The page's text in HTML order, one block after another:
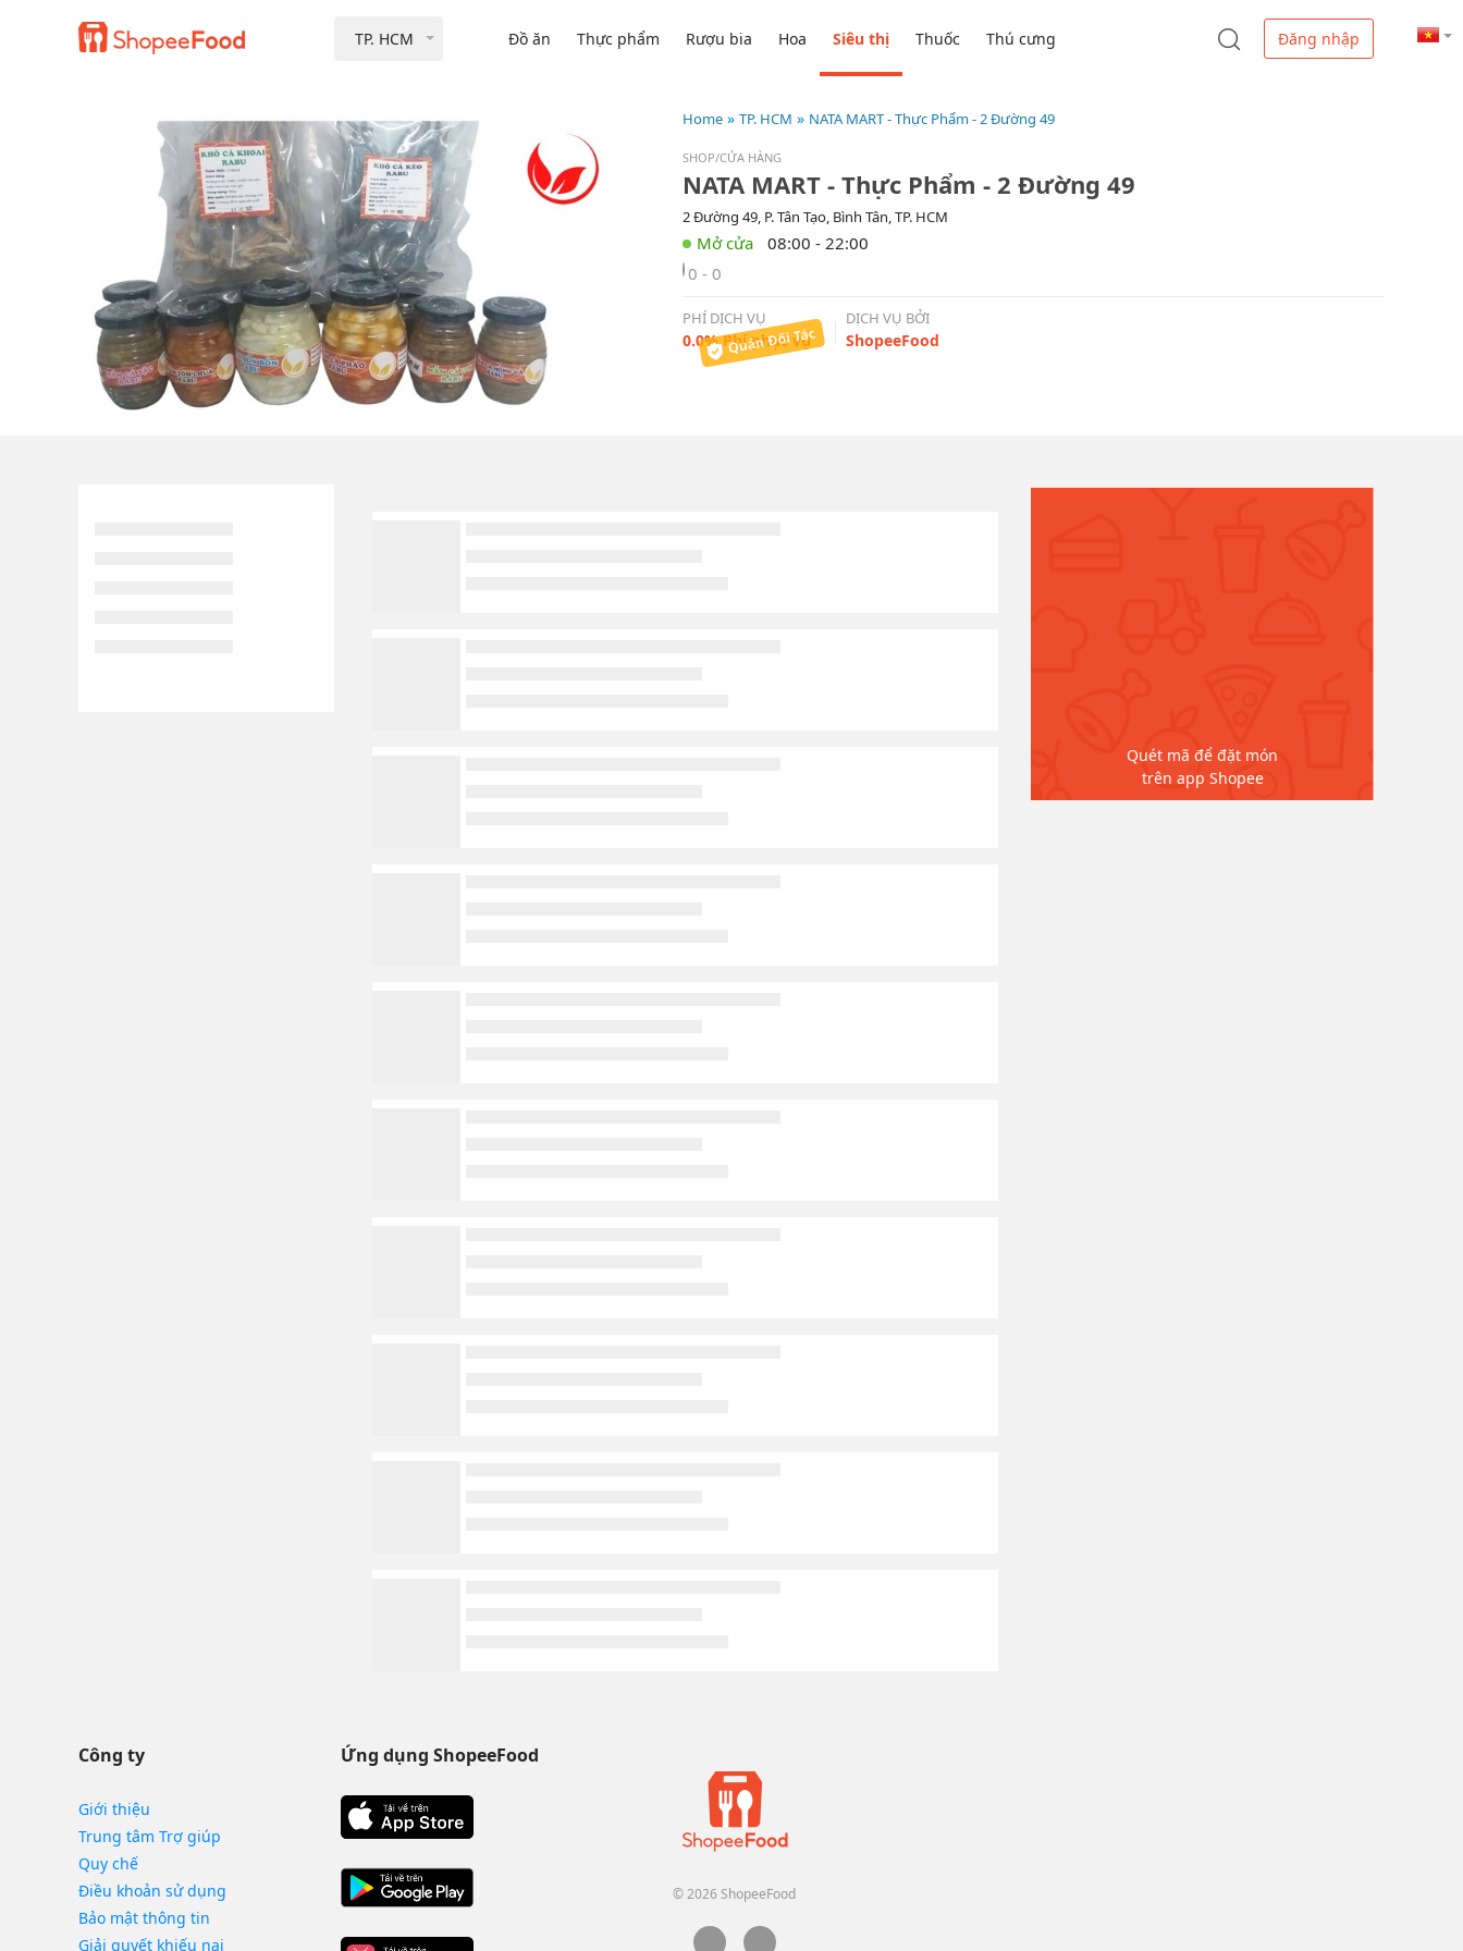
TP. HCM Đồ ăn Thực phẩm Rượu bia Hoa Siêu thị Thuốc Thú cưng Đăng nhập
Home TP. HCM NATA MART - Thực Phẩm - 2 Đường 49
SHOP/CỬA HÀNG
NATA MART - Thực Phẩm - 2 Đường 49
2 Đường 49, P. Tân Tạo, Bình Tân, TP. HCM
08:00 - 22:00
0 - 0
PHÍ DỊCH VỤ
0.0% Phí phục vụ
DỊCH VỤ BỞI
ShopeeFood
Quét mã để đặt món
trên app Shopee
Công ty
Giới thiệu
Trung tâm Trợ giúp
Quy chế
Điều khoản sử dụng
Bảo mật thông tin
Giải quyết khiếu nại
Ứng dụng ShopeeFood
© 2026 ShopeeFood